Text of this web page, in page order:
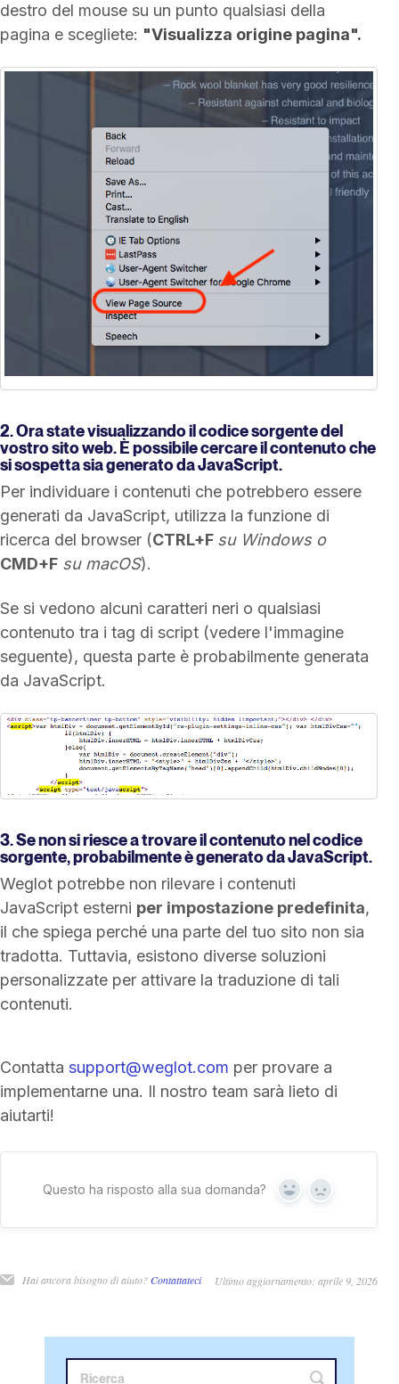
destro del mouse su un punto qualsiasi della
pagina e scegliete: "Visualizza origine pagina".
2. Ora state visualizzando il codice sorgente del
vostro sito web. È possibile cercare il contenuto che
si sospetta sia generato da JavaScript.
Per individuare i contenuti che potrebbero essere
generati da JavaScript, utilizza la funzione di
ricerca del browser (CTRL+F su Windows o
CMD+F su macOS).
Se si vedono alcuni caratteri neri o qualsiasi
contenuto tra i tag di script (vedere l'immagine
seguente), questa parte è probabilmente generata
da JavaScript.
3. Se non si riesce a trovare il contenuto nel codice
sorgente, probabilmente è generato da JavaScript.
Weglot potrebbe non rilevare i contenuti
JavaScript esterni per impostazione predefinita,
il che spiega perché una parte del tuo sito non sia
tradotta. Tuttavia, esistono diverse soluzioni
personalizzate per attivare la traduzione di tali
contenuti.
Contatta support@weglot.com per provare a
implementarne una. Il nostro team sarà lieto di
aiutarti!
Questo ha risposto alla sua domanda? Sì No
Hai ancora bisogno di aiuto?Contattateci Ultimo aggiornamento: aprile 9, 2026